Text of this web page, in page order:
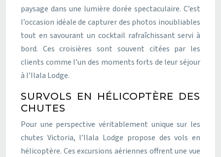
paysage dans une lumière dorée spectaculaire. C’est
l’occasion idéale de capturer des photos inoubliables
tout en savourant un cocktail rafraîchissant servi à
bord. Ces croisières sont souvent citées par les
clients comme l’un des moments forts de leur séjour
à l’Ilala Lodge.
SURVOLS EN HÉLICOPTÈRE DES
CHUTES
Pour une perspective véritablement unique sur les
chutes Victoria, l’Ilala Lodge propose des vols en
hélicoptère. Ces excursions aériennes offrent une vue